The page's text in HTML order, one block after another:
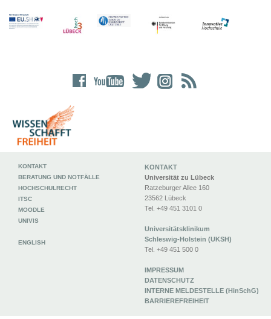
KONTAKT
Universität zu Lübeck
Ratzeburger Allee 160
23562 Lübeck
Tel. +49 451 3101 0
Universitätsklinikum
Schleswig-Holstein (UKSH)
Tel. +49 451 500 0
IMPRESSUM
DATENSCHUTZ
INTERNE MELDESTELLE (HinSchG)
BARRIEREFREIHEIT
KONTAKT
BERATUNG UND NOTFÄLLE
HOCHSCHULRECHT
ITSC
MOODLE
UNIVIS
ENGLISH